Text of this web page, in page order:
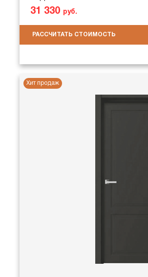
31 330 руб.
РАССЧИТАТЬ СТОИМОСТЬ
Хит продаж